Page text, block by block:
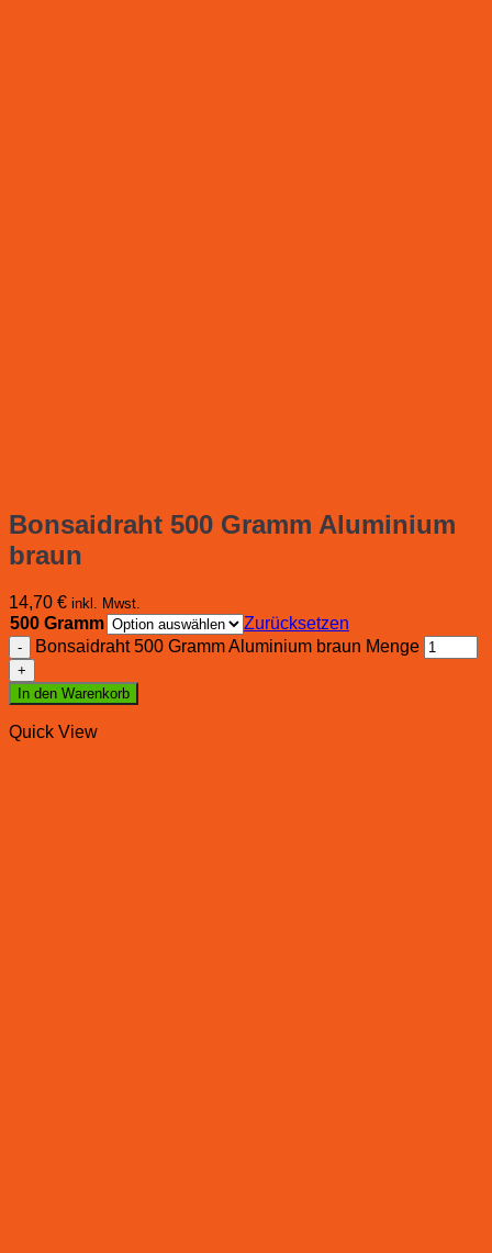
Bonsaidraht 500 Gramm Aluminium
braun
14,70 € inkl. Mwst.
500 Gramm
Zurücksetzen
Bonsaidraht 500 Gramm Aluminium braun Menge
In den Warenkorb
Quick View